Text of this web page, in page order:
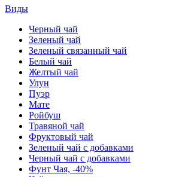
Виды
Черный чай
Зеленый чай
Зеленый связанный чай
Белый чай
Желтый чай
Улун
Пуэр
Мате
Ройбуш
Травяной чай
Фруктовый чай
Зеленый чай с добавками
Черный чай с добавками
Фунт Чая, -40%